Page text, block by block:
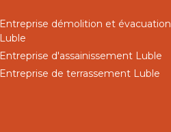
Entreprise démolition et évacuation
Luble
Entreprise d'assainissement Luble
Entreprise de terrassement Luble